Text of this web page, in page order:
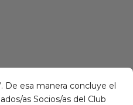
De esa manera concluye el
as Socios/as del Club